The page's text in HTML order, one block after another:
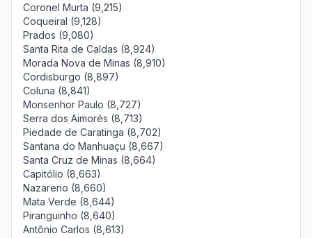
Coronel Murta (9,215)
Coqueiral (9,128)
Prados (9,080)
Santa Rita de Caldas (8,924)
Morada Nova de Minas (8,910)
Cordisburgo (8,897)
Coluna (8,841)
Monsenhor Paulo (8,727)
Serra dos Aimorés (8,713)
Piedade de Caratinga (8,702)
Santana do Manhuaçu (8,667)
Santa Cruz de Minas (8,664)
Capitólio (8,663)
Nazareno (8,660)
Mata Verde (8,644)
Piranguinho (8,640)
Antônio Carlos (8,613)